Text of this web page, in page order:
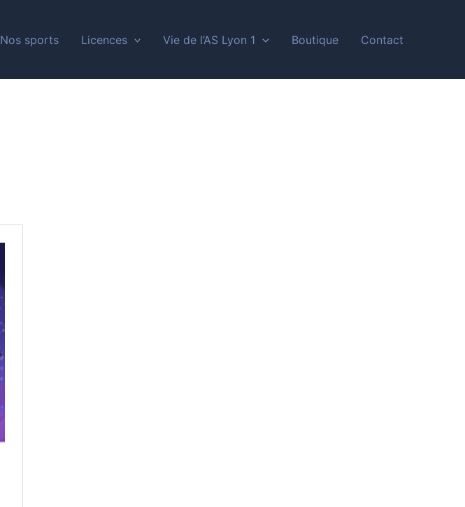
Nos sports Licences Vie de l’AS Lyon 1 Boutique Contact